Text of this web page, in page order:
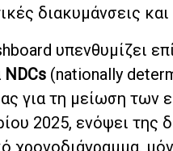
διακυμάνσεις
υπενθυμίζει
NDCs (nationally
για τη μείωση των
2025, ενόψει της
χρονοδιάγραμμα,